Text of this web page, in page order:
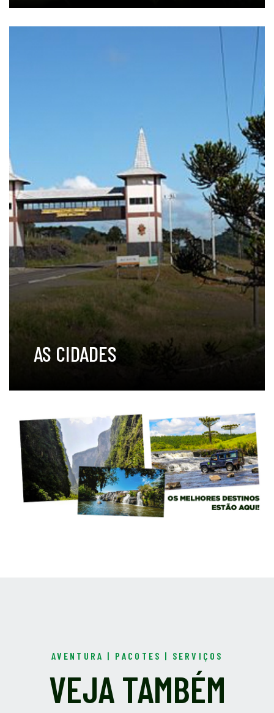
AS CIDADES
AVENTURA | PACOTES | SERVIÇOS
VEJA TAMBÉM